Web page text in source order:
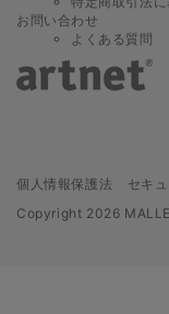
お問い合わせ
よくある質問
個人情報保護法 セキ
Copyright 2026